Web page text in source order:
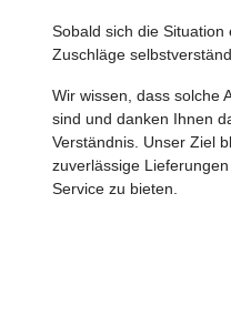
Sobald sich die
Zuschläge
Wir wissen, dass solche
sind und danken Ihnen
Verständnis. Unser Ziel
zuverlässige
Service zu bieten.